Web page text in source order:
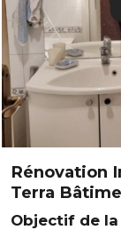
Rénovation
Terra
Objectif de